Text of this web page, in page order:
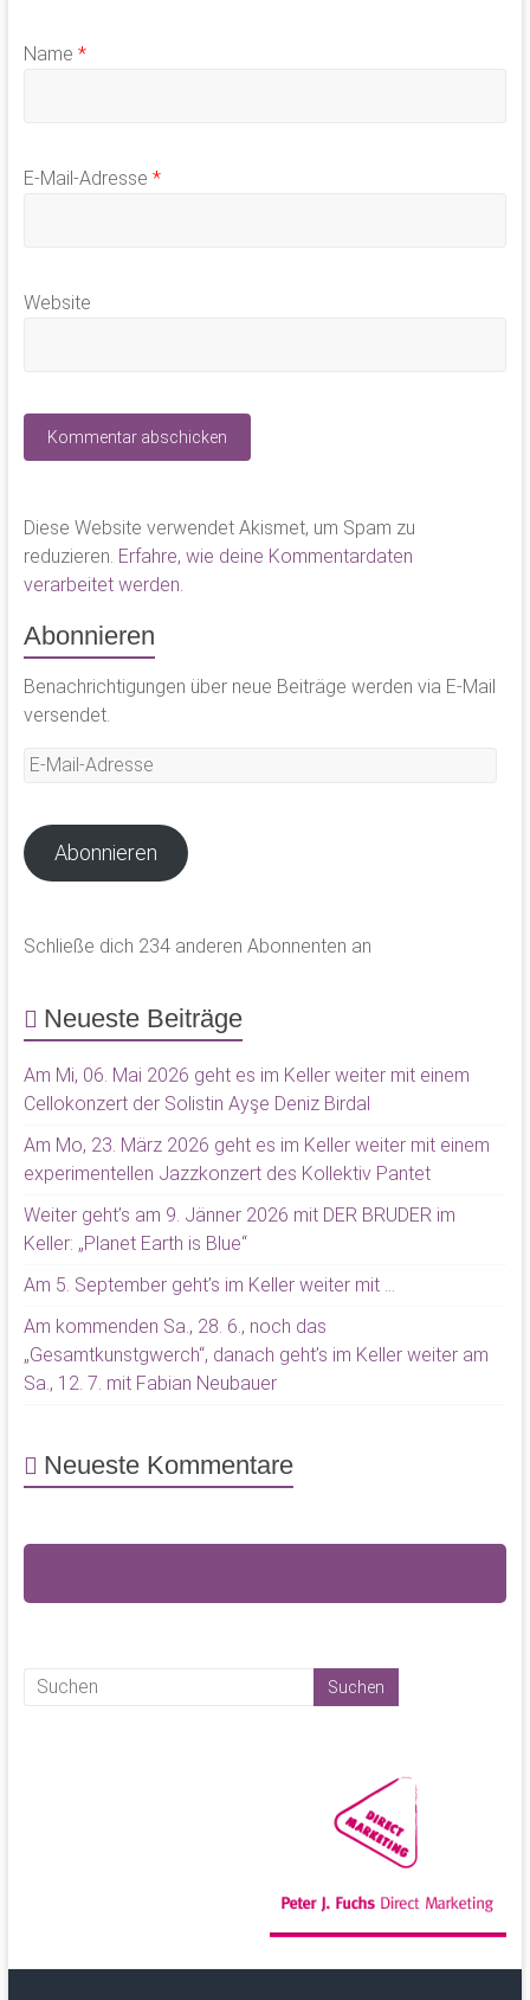
Name *
E-Mail-Adresse *
Website
Diese Website verwendet Akismet, um Spam zu
reduzieren. Erfahre, wie deine Kommentardaten
verarbeitet werden.
Abonnieren
Benachrichtigungen über neue Beiträge werden via E-Mail
versendet.
E-
Abonnieren
Schließe dich 234 anderen Abonnenten an
Neueste Beiträge
Am Mi, 06. Mai 2026 geht es im Keller weiter mit einem
Cellokonzert der Solistin Ayşe Deniz Birdal
Am Mo, 23. März 2026 geht es im Keller weiter mit einem
experimentellen Jazzkonzert des Kollektiv Pantet
Weiter geht’s am 9. Jänner 2026 mit DER BRUDER im
Keller: „Planet Earth is Blue“
Am 5. September geht’s im Keller weiter mit …
Am kommenden Sa., 28. 6., noch das
„Gesamtkunstgwerch“, danach geht’s im Keller weiter am
Sa., 12. 7. mit Fabian Neubauer
Neueste Kommentare